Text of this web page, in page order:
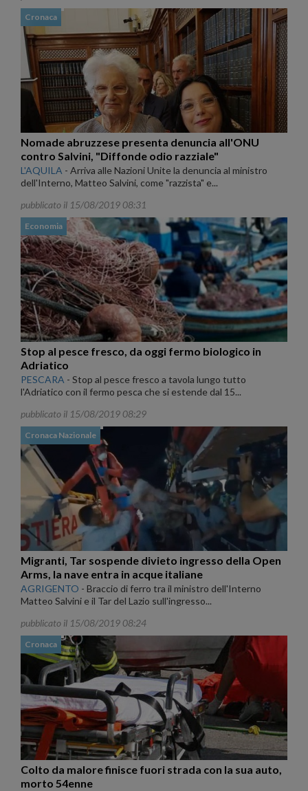
Cronaca
Nomade abruzzese presenta denuncia all'ONU
contro Salvini, "Diffonde odio razziale"
L'AQUILA - Arriva alle Nazioni Unite la denuncia al ministro
dell'Interno, Matteo Salvini, come "razzista" e...
pubblicato il 15/08/2019 08:31
Economia
Stop al pesce fresco, da oggi fermo biologico in
Adriatico
PESCARA - Stop al pesce fresco a tavola lungo tutto
l'Adriatico con il fermo pesca che si estende dal 15...
pubblicato il 15/08/2019 08:29
Cronaca Nazionale
Migranti, Tar sospende divieto ingresso della Open
Arms, la nave entra in acque italiane
AGRIGENTO - Braccio di ferro tra il ministro dell'Interno
Matteo Salvini e il Tar del Lazio sull'ingresso...
pubblicato il 15/08/2019 08:24
Cronaca
Colto da malore finisce fuori strada con la sua auto,
morto 54enne